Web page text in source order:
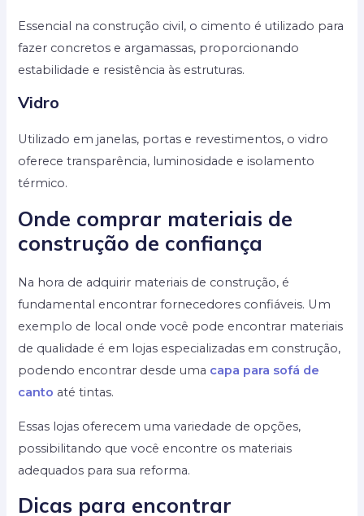
Essencial na construção civil, o cimento é utilizado para
fazer concretos e argamassas, proporcionando
estabilidade e resistência às estruturas.
Vidro
Utilizado em janelas, portas e revestimentos, o vidro
oferece transparência, luminosidade e isolamento
térmico.
Onde comprar materiais de
construção de confiança
Na hora de adquirir materiais de construção, é
fundamental encontrar fornecedores confiáveis. Um
exemplo de local onde você pode encontrar materiais
de qualidade é em lojas especializadas em construção,
podendo encontrar desde uma capa para sofá de
canto até tintas.
Essas lojas oferecem uma variedade de opções,
possibilitando que você encontre os materiais
adequados para sua reforma.
Dicas para encontrar